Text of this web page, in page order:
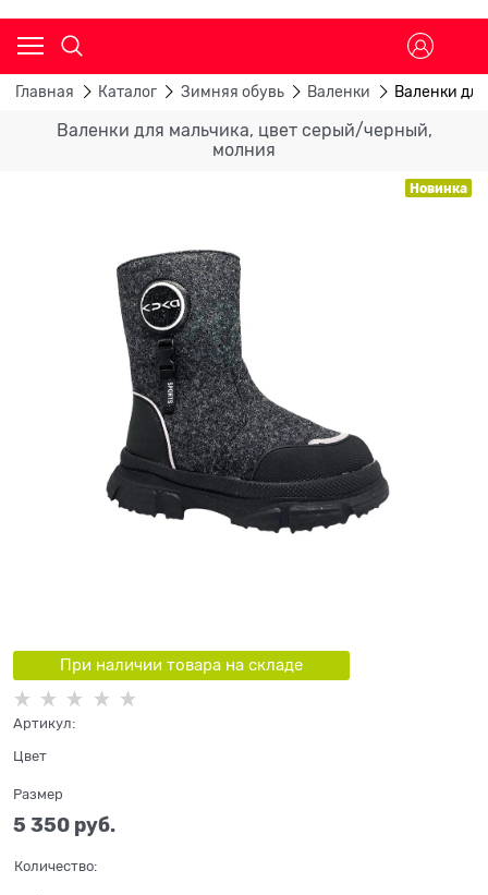
Главная Каталог Зимняя обувь Валенки Валенки
Валенки для мальчика, цвет серый/черный,
молния
Новинка
При наличии товара на складе
Артикул:
Цвет
Размер
5 350 руб.
Количество: